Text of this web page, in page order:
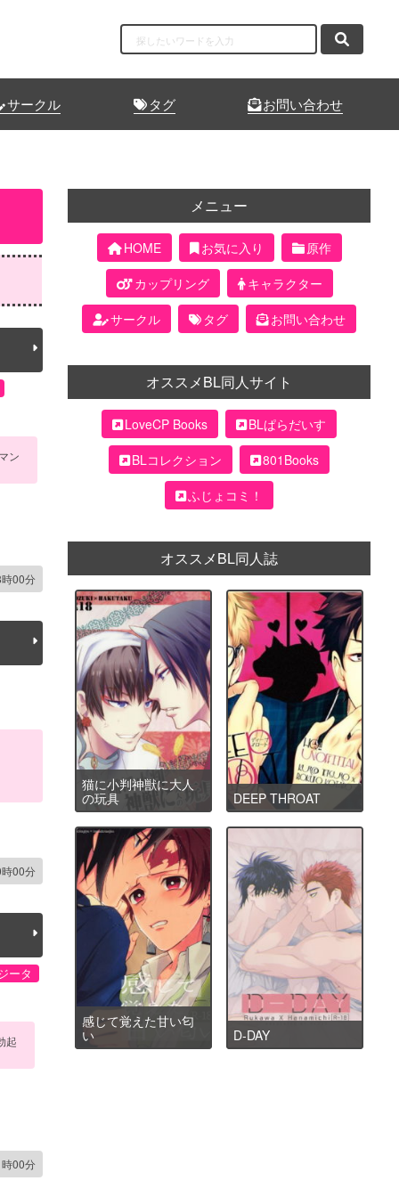
サークル タグ お問い合わせ
ン
00分
00分
ータ
起
00分
メニュー
HOME お気に入り
原作
カップリング
キャラクター
サークル
タグ お問い合わせ
オススメBL同人サイト
LoveCP Books
BLぱらだいす
BLコレクション
801Books
ふじょコミ！
オススメBL同人誌
猫に小判神獣に大人
の玩具
DEEP THROAT
感じて覚えた甘い匂
い
D-DAY